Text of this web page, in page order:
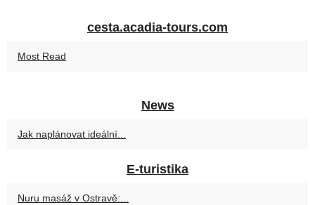
cesta.acadia-tours.com
Most Read
News
Jak naplánovat ideální...
E-turistika
Nuru masáž v Ostravě:...